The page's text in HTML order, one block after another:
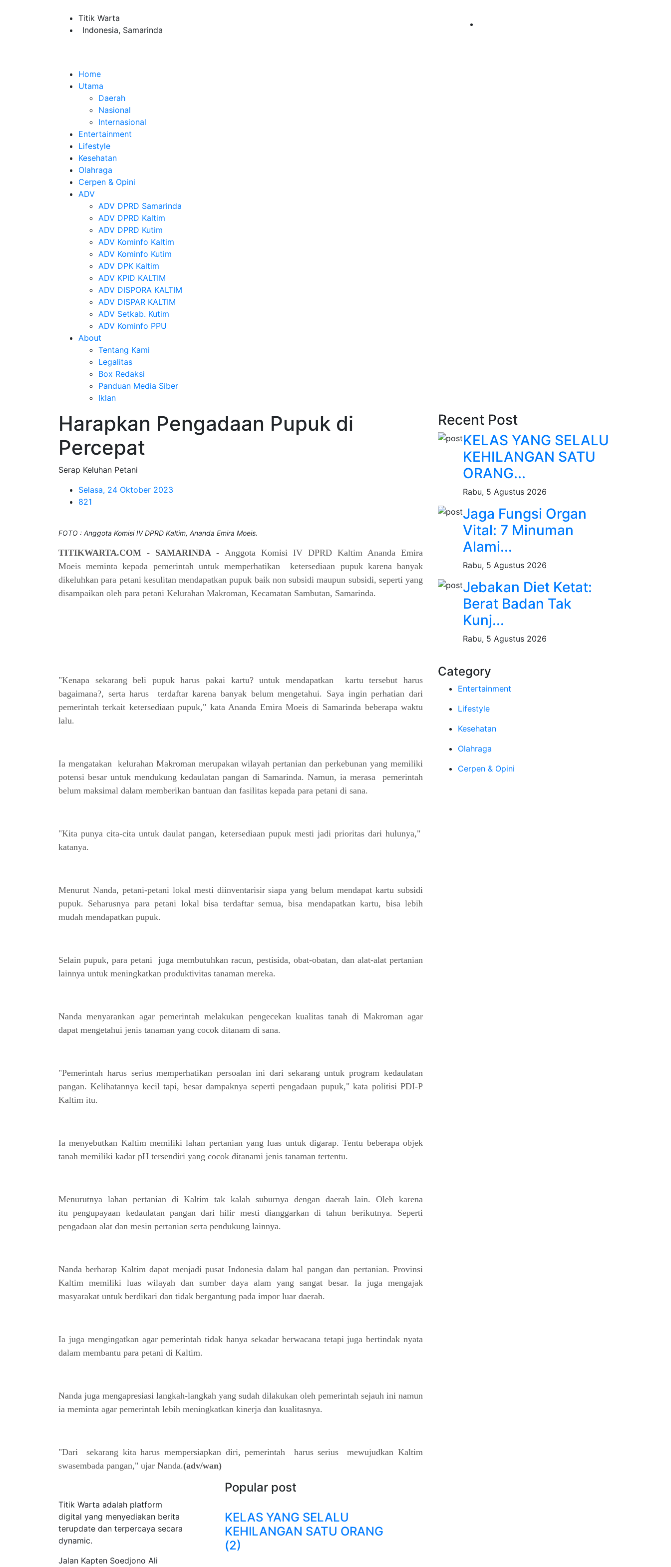
Titik Warta
Indonesia, Samarinda
Home
Utama
Daerah
Nasional
Internasional
Entertainment
Lifestyle
Kesehatan
Olahraga
Cerpen & Opini
ADV
ADV DPRD Samarinda
ADV DPRD Kaltim
ADV DPRD Kutim
ADV Kominfo Kaltim
ADV Kominfo Kutim
ADV DPK Kaltim
ADV KPID KALTIM
ADV DISPORA KALTIM
ADV DISPAR KALTIM
ADV Setkab. Kutim
ADV Kominfo PPU
About
Tentang Kami
Legalitas
Box Redaksi
Panduan Media Siber
Iklan
Harapkan Pengadaan Pupuk di
Percepat
Serap Keluhan Petani
Selasa, 24 Oktober 2023
821
FOTO : Anggota Komisi IV DPRD Kaltim, Ananda Emira Moeis.
TITIKWARTA.COM - SAMARINDA - Anggota Komisi IV DPRD Kaltim Ananda Emira
Moeis meminta kepada pemerintah untuk memperhatikan ketersediaan pupuk karena banyak
dikeluhkan para petani kesulitan mendapatkan pupuk baik non subsidi maupun subsidi, seperti yang
disampaikan oleh para petani Kelurahan Makroman, Kecamatan Sambutan, Samarinda.
"Kenapa sekarang beli pupuk harus pakai kartu? untuk mendapatkan kartu tersebut harus
bagaimana?, serta harus terdaftar karena banyak belum mengetahui. Saya ingin perhatian dari
pemerintah terkait ketersediaan pupuk," kata Ananda Emira Moeis di Samarinda beberapa waktu
lalu.
Ia mengatakan kelurahan Makroman merupakan wilayah pertanian dan perkebunan yang memiliki
potensi besar untuk mendukung kedaulatan pangan di Samarinda. Namun, ia merasa pemerintah
belum maksimal dalam memberikan bantuan dan fasilitas kepada para petani di sana.
"Kita punya cita-cita untuk daulat pangan, ketersediaan pupuk mesti jadi prioritas dari hulunya,"
katanya.
Menurut Nanda, petani-petani lokal mesti diinventarisir siapa yang belum mendapat kartu subsidi
pupuk. Seharusnya para petani lokal bisa terdaftar semua, bisa mendapatkan kartu, bisa lebih
mudah mendapatkan pupuk.
Selain pupuk, para petani juga membutuhkan racun, pestisida, obat-obatan, dan alat-alat pertanian
lainnya untuk meningkatkan produktivitas tanaman mereka.
Nanda menyarankan agar pemerintah melakukan pengecekan kualitas tanah di Makroman agar
dapat mengetahui jenis tanaman yang cocok ditanam di sana.
"Pemerintah harus serius memperhatikan persoalan ini dari sekarang untuk program kedaulatan
pangan. Kelihatannya kecil tapi, besar dampaknya seperti pengadaan pupuk," kata politisi PDI-P
Kaltim itu.
Ia menyebutkan Kaltim memiliki lahan pertanian yang luas untuk digarap. Tentu beberapa objek
tanah memiliki kadar pH tersendiri yang cocok ditanami jenis tanaman tertentu.
Menurutnya lahan pertanian di Kaltim tak kalah suburnya dengan daerah lain. Oleh karena
itu pengupayaan kedaulatan pangan dari hilir mesti dianggarkan di tahun berikutnya. Seperti
pengadaan alat dan mesin pertanian serta pendukung lainnya.
Nanda berharap Kaltim dapat menjadi pusat Indonesia dalam hal pangan dan pertanian. Provinsi
Kaltim memiliki luas wilayah dan sumber daya alam yang sangat besar. Ia juga mengajak
masyarakat untuk berdikari dan tidak bergantung pada impor luar daerah.
Ia juga mengingatkan agar pemerintah tidak hanya sekadar berwacana tetapi juga bertindak nyata
dalam membantu para petani di Kaltim.
Nanda juga mengapresiasi langkah-langkah yang sudah dilakukan oleh pemerintah sejauh ini namun
ia meminta agar pemerintah lebih meningkatkan kinerja dan kualitasnya.
"Dari sekarang kita harus mempersiapkan diri, pemerintah harus serius mewujudkan Kaltim
swasembada pangan," ujar Nanda.(adv/wan)
Recent Post
KELAS YANG SELALU
KEHILANGAN SATU
ORANG...
Rabu, 5 Agustus 2026
Jaga Fungsi Organ
Vital: 7 Minuman
Alami...
Rabu, 5 Agustus 2026
Jebakan Diet Ketat:
Berat Badan Tak
Kunj...
Rabu, 5 Agustus 2026
Category
Entertainment
Lifestyle
Kesehatan
Olahraga
Cerpen & Opini
Titik Warta adalah platform
digital yang menyediakan berita
terupdate dan terpercaya secara
dynamic.
Jalan Kapten Soedjono Ali
Popular post
KELAS YANG SELALU
KEHILANGAN SATU ORANG
(2)